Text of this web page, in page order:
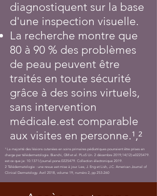
diagnostiquent sur la base
d'une inspection visuelle.
La recherche montre que
80 à 90 % des problèmes
de peau peuvent être
traités en toute sécurité
grâce à des soins virtuels,
sans intervention
médicale.est comparable
aux visites en personne.¹,²
¹ La majorité des lésions cutanées en soins primaires pédiatriques pourraient être prises en
charge par télédermatologie. Bianchi, GM et al. PLoS Un. 2 décembre 2019;14(12):e0225479.
est ce que je: 10.1371/journal.pone.0225479. Collection électronique 2019.
2 Télédermatologie : une revue aet mise à jour. Lee, J. Eng et Lish, J.C. American Journal of
Clinical Dermatology. Avril 2018, volume 19, numéro 2, pp 253-260